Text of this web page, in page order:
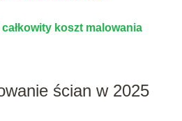
koszt malowania
ścian w 2025